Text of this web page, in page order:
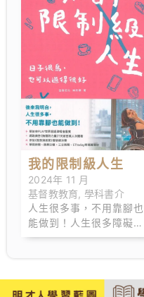
Living）創辦人兼主席，
致力啟發人過從容不迫的
豐盛生命。
我的限制級人生
2024年 11 月
基督教教育, 學科書介
人生很多事，不用靠腳也
能做到！人生很多障礙是
閃不掉的，我們需要的是
突然失去了知覺